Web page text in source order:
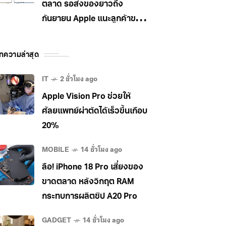
ตลาด รอส่งของยาวถึง
กันยายน Apple แนะลูกค้าขยับ
ความล่าสุด
IT 2 ชั่วโมง ago
Apple Vision Pro ช่วยให้
ศัลยแพทย์ผ่าตัดได้เร็วขึ้นเกือบ
20%
MOBILE 14 ชั่วโมง ago
ลือ! iPhone 18 Pro เสี่ยงของ
ขาดตลาด หลังวิกฤต RAM
กระทบการผลิตชิป A20 Pro
GADGET 14 ชั่วโมง ago